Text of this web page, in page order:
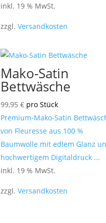
inkl. 19 % MwSt.
zzgl. Versandkosten
Mako-Satin
Bettwäsche
99,95 € pro Stück
Premium-Mako-Satin
von Fleuresse aus 100 %
Baumwolle mit edlem Glanz
hochwertigem Digitaldruck ...
inkl. 19 % MwSt.
zzgl. Versandkosten